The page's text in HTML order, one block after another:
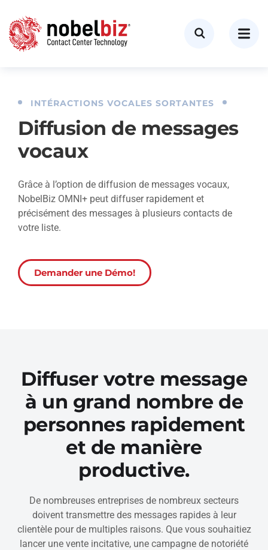
INTÉRACTIONS VOCALES SORTANTES
Diffusion de messages
vocaux
Grâce à l’option de diffusion de messages vocaux,
NobelBiz OMNI+ peut diffuser rapidement et
précisément des messages à plusieurs contacts de
votre liste.
Demander une Démo!
Diffuser votre message
à un grand nombre de
personnes rapidement
et de manière
productive.
De nombreuses entreprises de nombreux secteurs
doivent transmettre des messages rapides à leur
clientèle pour de multiples raisons. Que vous souhaitiez
lancer une vente incitative, une campagne de notoriété